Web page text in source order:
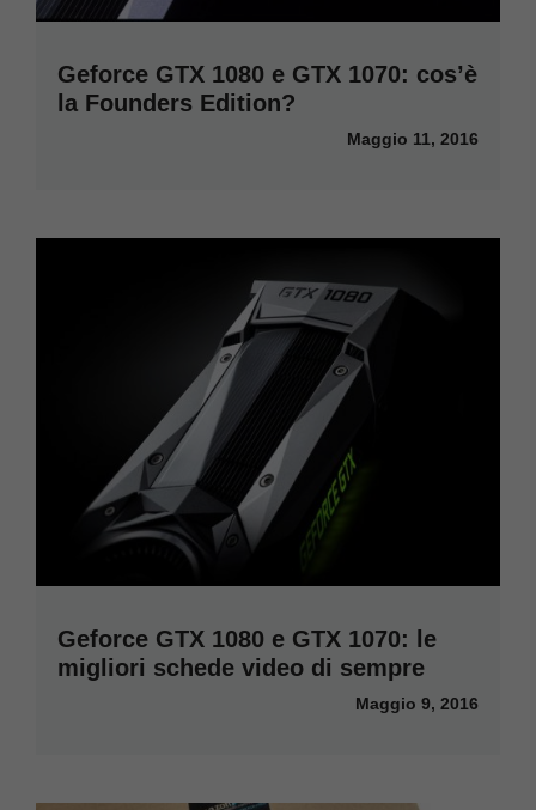
Geforce GTX 1080 e GTX 1070: cos’è
la Founders Edition?
Maggio 11, 2016
Geforce GTX 1080 e GTX 1070: le
migliori schede video di sempre
Maggio 9, 2016